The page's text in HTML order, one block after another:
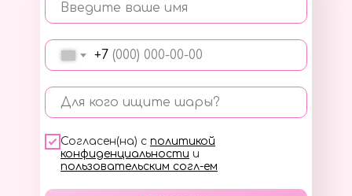
Введите ваше имя
+7
Для кого ищите шары?
Согласен(на) с политикой
конфиденциальности и
пользовательским согл-ем